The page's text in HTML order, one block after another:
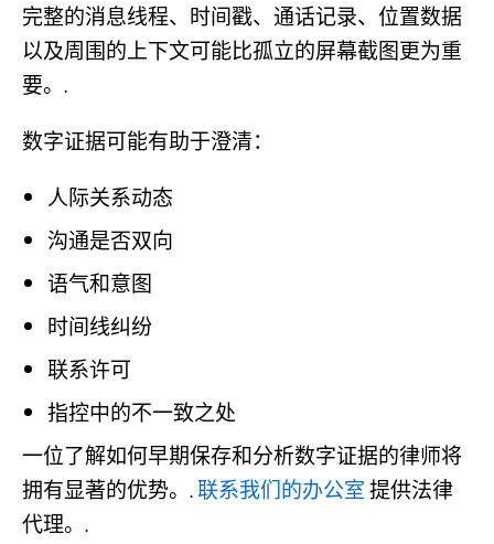
完整的消息线程、时间戳、通话记录、位置数据
以及周围的上下文可能比孤立的屏幕截图更为重
要。.
数字证据可能有助于澄清：
人际关系动态
沟通是否双向
语气和意图
时间线纠纷
联系许可
指控中的不一致之处
一位了解如何早期保存和分析数字证据的律师将
拥有显著的优势。.联系我们的办公室提供法律
代理。.